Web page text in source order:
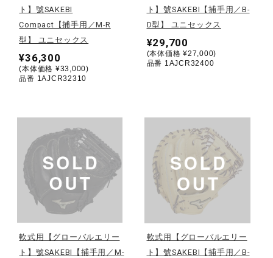
その他
直営店一覧
取扱店一覧
ト】號SAKEBI
Compact【捕手用／M-R
型】 ユニセックス
¥36,300
(本体価格 ¥33,000)
品番 1AJCR32310
ト】號SAKEBI【捕手用／B-
D型】 ユニセックス
¥29,700
(本体価格 ¥27,000)
品番 1AJCR32400
軟式用【グローバルエリー
ト】號SAKEBI【捕手用／M-
軟式用【グローバルエリー
ト】號SAKEBI【捕手用／B-